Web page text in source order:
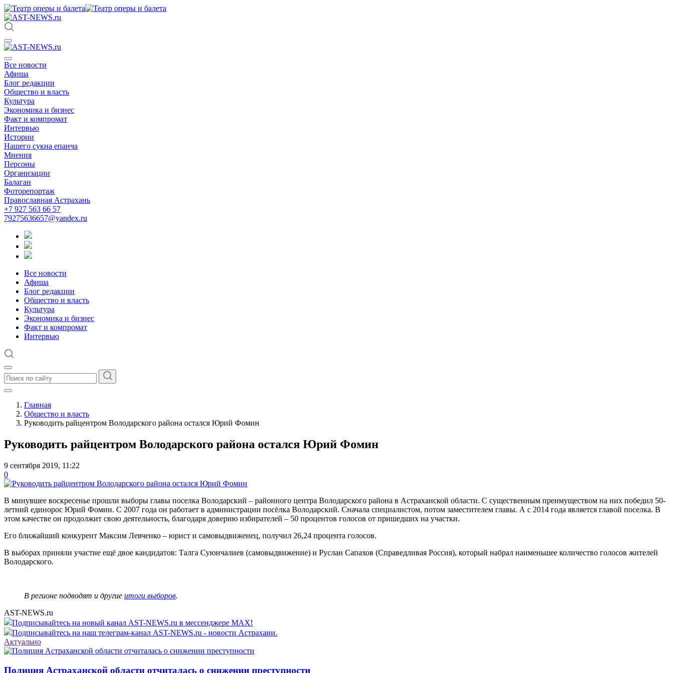
Все новости
Афиша
Блог редакции
Общество и власть
Культура
Экономика и бизнес
Факт и компромат
Интервью
Истории
Нашего сукна епанча
Мнения
Персоны
Организации
Балаган
Фоторепортаж
Православная Астрахань
+7 927 563 66 57
79275636657@yandex.ru
Все новости
Афиша
Блог редакции
Общество и власть
Культура
Экономика и бизнес
Факт и компромат
Интервью
Главная
Общество и власть
Руководить райцентром Володарского района остался Юрий Фомин
Руководить райцентром Володарского района остался Юрий Фомин
9 сентября 2019, 11:22
0
В минувшее воскресенье прошли выборы главы поселка Володарский – районного центра Володарского района в Астраханской области. С существенным преимуществом на них победил 50-
летний единорос Юрий Фомин. С 2007 года он работает в администрации посёлка Володарский. Сначала специалистом, потом заместителем главы. А с 2014 года является главой поселка. В
этом качестве он продолжит свою деятельность, благодаря доверию избирателей – 50 процентов голосов от пришедших на участки.
Его ближайший конкурент Максим Левченко – юрист и самовыдвиженец, получил 26,24 процента голосов.
В выборах приняли участие ещё двое кандидатов: Талга Суюнчалиев (самовыдвижение) и Руслан Сапахов (Справедливая Россия), который набрал наименьшее количество голосов жителей
Володарского.
В регионе подводят и другие итоги выборов.
AST-NEWS.ru
Подписывайтесь на новый канал AST-NEWS.ru в мессенджере MAX!
Подписывайтесь на наш телеграм-канал AST-NEWS.ru - новости Астрахани.
Актуально
Полиция Астраханской области отчиталась о снижении преступности